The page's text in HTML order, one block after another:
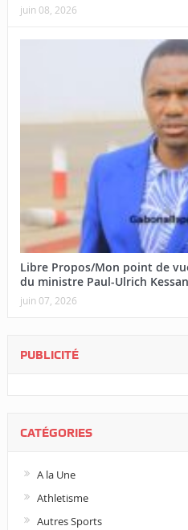
juin 08, 2026
Libre Propos/Mon point de
du ministre Paul-Ulrich
juin 07, 2026
PUBLICITÉ
CATÉGORIES
A la Une
Athletisme
Autres Sports